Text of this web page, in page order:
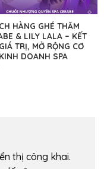
HÀNG GHÉ THĂM
& LILY LALA – KẾT
TRỊ, MỞ RỘNG CƠ
DOANH SPA
thị công khai.